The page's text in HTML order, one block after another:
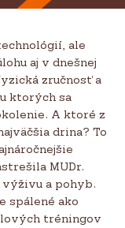
EN
ale
aj v dnešnej
zručnosť a
ktorých sa
A ktoré z
drina? To
MUDr.
výživu a pohyb.
spálené ako
tréningov